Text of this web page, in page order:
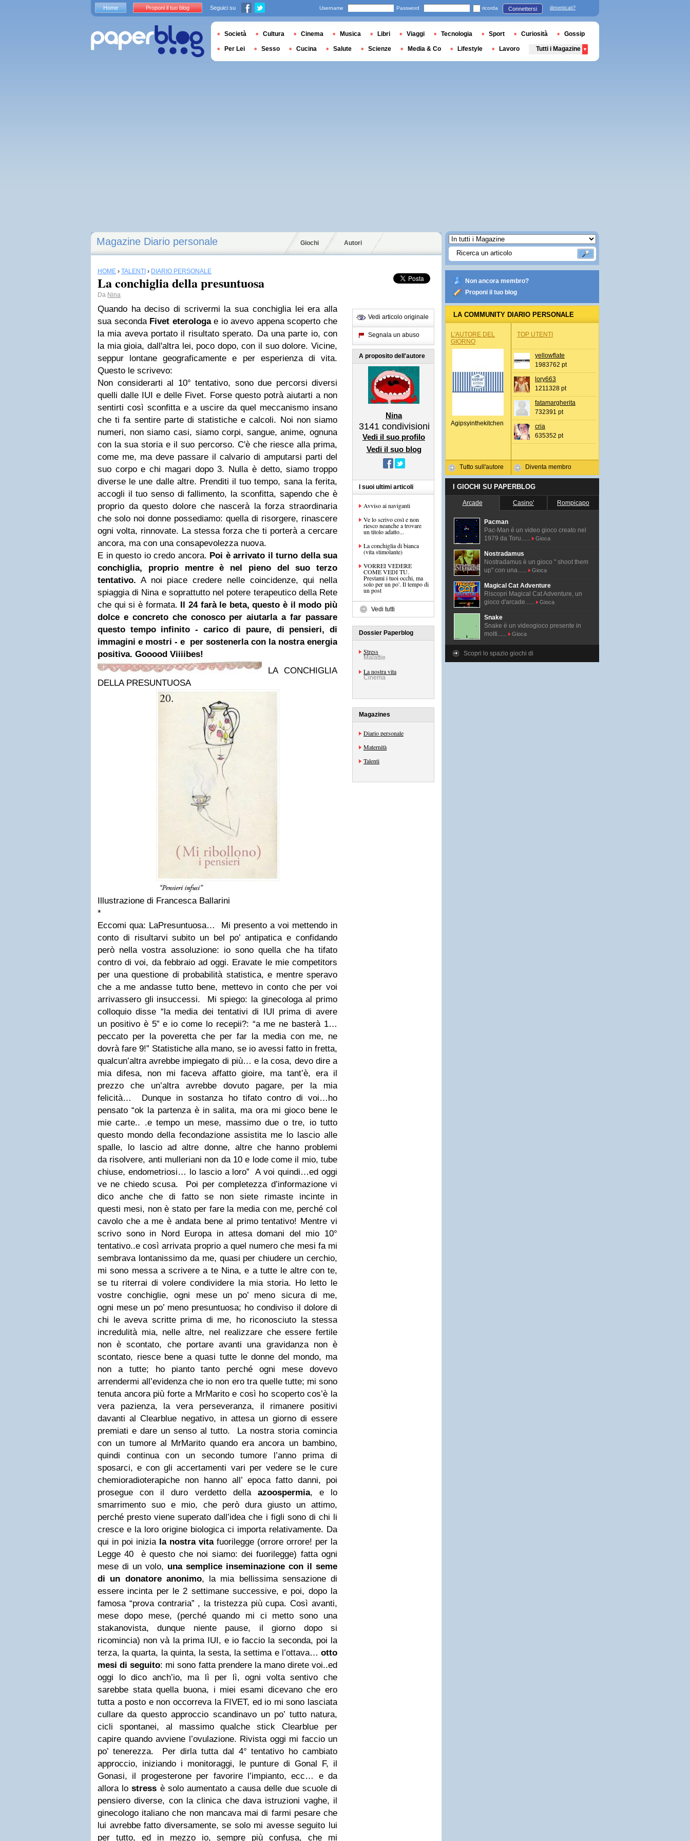
Magazine Diario personale Giochi Autori
HOME › TALENTI › DIARIO PERSONALE
La conchiglia della presuntuosa
Da Nina
Quando ha deciso di scrivermi la sua conchiglialei era alla
sua seconda Fivet eterologae io avevo appena scoperto che
la mia aveva portato il risultato sperato. Da una parte io, con
la mia gioia, dall'altra lei, poco dopo, con il suo dolore. Vicine,
seppur lontane geograficamente e per esperienza di vita.
Questo le scrivevo:
Non considerarti al 10° tentativo, sono due percorsi diversi
quelli dalle IUI e delle Fivet. Forse questo potrà aiutarti a non
sentirti così sconfitta e a uscire da quel meccanismo insano
che ti fa sentire parte di statistiche e calcoli. Noi non siamo
numeri, non siamo casi, siamo corpi, sangue, anime, ognuna
con la sua storia e il suo percorso. C'è che riesce alla prima,
come me, ma deve passare il calvario di amputarsi parti del
suo corpo e chi magari dopo 3. Nulla è detto, siamo troppo
diverse le une dalle altre. Prenditi il tuo tempo, sana la ferita,
accogli il tuo senso di fallimento, la sconfitta, sapendo che è
proprio da questo dolore che nascerà la forza straordinaria
che solo noi donne possediamo: quella di risorgere, rinascere
ogni volta, rinnovate. La stessa forza che ti porterà a cercare
ancora, ma con una consapevolezza nuova.
E in questo io credo ancora. Poi è arrivato il turno della sua
conchiglia, proprio mentre è nel pieno del suo terzo
tentativo. A noi piace credere nelle coincidenze, qui nella
spiaggia di Nina e soprattutto nel potere terapeutico della Rete
che qui si è formata. Il 24 farà le beta, questo è il modo più
dolce e concreto che conosco per aiutarla a far passare
questo tempo infinito - carico di paure, di pensieri, di
immagini e mostri - e per sostenerla con la nostra energia
positiva. Gooood Viiiibes!
LA CONCHIGLIA
DELLA PRESUNTUOSA
Illustrazione di Francesca Ballarini
*
Eccomi qua: LaPresuntuosa… Mi presento a voi mettendo in
conto di risultarvi subito un bel po’antipatica e confidando
però nella vostra assoluzione: io sono quella che ha tifato
contro di voi, da febbraio ad oggi. Eravate le mie competitors
per una questione di probabilità statistica, e mentre speravo
che a me andasse tutto bene, mettevo in conto che per voi
arrivassero gli insuccessi.
Mi spiego: la ginecologa al primo
colloquio disse “la media dei tentativi di IUI prima di avere
un positivo è 5” e io come lo recepii?: “a me ne basterà 1…
peccato per la poveretta che per far la media con me, ne
dovrà fare 9!” Statistiche alla mano, se io avessi fatto in fretta,
qualcun’altraavrebbe impiegato di più… e la cosa, devo dire a
mia difesa, non mi faceva affatto gioire, ma tant’è, era il
prezzo che un’altra avrebbe dovuto pagare, per la mia
felicità…
Dunque in sostanza ho tifato contro di voi…ho
pensato “ok la partenza è in salita, ma ora mi gioco bene le
mie carte.. .e tempo un mese, massimo due o tre, io tutto
questo mondo della fecondazione assistita me lo lascio alle
spalle, lo lascio ad altre donne, altre che hanno problemi
da risolvere, anti mulleriani non da 10 e lode come il mio, tube
chiuse, endometriosi… lo lascio a loro”
A voi quindi…ed oggi
ve ne chiedo scusa.
Poi per completezza d’informazione vi
dico anche che di fatto se non siete rimaste incinte in
questi mesi, non è stato per fare la media con me, perché col
cavolo che a me è andata bene al primotentativo! Mentre vi
scrivo sono in Nord Europa in attesa domani del mio 10°
tentativo..e cosìarrivata proprio a quel numero che mesi fa mi
sembrava lontanissimo da me, quasi per chiudere un cerchio,
mi sono messa a scrivere a te Nina, e a tutte le altre con te,
se tu riterrai di volere condividere la mia storia. Ho letto le
vostre conchiglie, ogni mese un po’ meno sicura di me,
ogni mese un po’ meno presuntuosa; ho condiviso il dolore di
chi le aveva scritte prima di me, ho riconosciuto la stessa
incredulità mia, nelle altre, nel realizzare che essere fertile
non è scontato, che portare avanti una gravidanza non è
scontato, riesce bene a quasi tutte le donne del mondo, ma
non a tutte; ho pianto tanto perché ogni mese dovevo
arrendermi all’evidenza che io non ero tra quelle tutte; mi sono
tenuta ancora più forte a MrMarito e così ho scoperto cos’è la
vera pazienza, la vera perseveranza, il rimanere positivi
davanti al Clearblue negativo, in attesa un giorno di essere
premiati e dare un senso al tutto.
La nostra storia comincia
con un tumore al MrMarito quando era ancora un bambino,
quindi continua con un secondo tumore l’anno prima di
sposarci, e con gli accertamenti vari per vedere se le cure
chemioradioterapiche non hanno all’ epoca fatto danni, poi
prosegue con il duro verdetto dellaazoospermia, e lo
smarrimento suo e mio, che però dura giusto un attimo,
perché presto viene superato dall’idea che i figli sono di chi li
cresce e la loro origine biologica ci importa relativamente. Da
qui in poi inizia la nostra vitafuorilegge (orrore orrore! per la
Legge 40 èquesto che noi siamo: dei fuorilegge) fatta ogni
mese di un volo, una semplice inseminazione con il seme
di un donatore anonimo, la mia bellissima sensazione di
essere incinta per le 2 settimane successive, e poi, dopo la
famosa “prova contraria” , la tristezza più cupa. Così avanti,
mese dopo mese, (perché quando mi ci metto sono una
stakanovista, dunque niente pause, il giorno dopo si
ricomincia) non và la prima IUI, e io faccio la seconda, poi la
terza, la quarta, la quinta, la sesta, la settima e l’ottava…otto
mesi di seguito: mi sono fatta prendere la mano direte voi..ed
oggi lodico anch’io, ma lì per lì, ogni volta sentivo che
sarebbe stata quella buona, i miei esami dicevanoche ero
tutta a posto e non occorreva la FIVET, ed io mi sono lasciata
cullare da questo approccio scandinavo un po’ tutto natura,
cicli spontanei, al massimo qualche stick Clearblue per
capire quando avviene l’ovulazione. Rivista oggi mi faccio un
po’ tenerezza.
Per dirla tutta dal 4° tentativo ho cambiato
approccio, iniziando i monitoraggi, le punture diGonal F, il
Gonasi, il progesterone per favorire l’impianto, ecc… e da
allora lostress è solo aumentato a causa delle due scuole di
pensiero diverse, con la clinica che dava istruzioni vaghe, il
ginecologo italiano che non mancava mai di farmi pesare che
lui avrebbe fatto diversamente,se solo mi avesse seguito lui
per tutto, ed in mezzo io, sempre più confusa, che mi
Vedi articolo originale
Segnala un abuso
A proposito dell'autore
Nina
3141 condivisioni
Vedi il suo profilo
Vedi il suo blog
I suoi ultimi articoli
Avviso ai naviganti
Ve lo scrivo così e non
riesco neanche a trovare
un titolo adatto...
La conchiglia di bianca
(vita stimolante)
VORREI VEDERE
COME VEDI TU.
Prestami i tuoi occhi, ma
solo per un po'. Il tempo di
un post
Vedi tutti
Dossier Paperblog
Stress
Malattie
La nostra vita
Cinema
Magazines
Diario personale
Maternità
Talenti
Non ancora membro?
Proponi il tuo blog
LA COMMUNITY DIARIO PERSONALE
L'AUTORE DEL
GIORNO
Agipsyinthekitchen
Tutto sull'autore
TOP UTENTI
yellowflate
1983762 pt
lory663
1211328 pt
fatamargherita
732391 pt
cria
635352 pt
Diventa membro
I GIOCHI SU PAPERBLOG
Arcade Casino' Rompicapo
Pacman
Pac-Man é un video gioco creato nel
1979 da Toru......
Gioca
Nostradamus
Nostradamus è un gioco " shoot them
up" con una......
Gioca
Magical Cat Adventure
Riscopri Magical Cat Adventure, un
gioco d'arcade......
Gioca
Snake
Snake è un videogioco presente in
molti......
Gioca
Scopri lo spazio giochi di
Home Proponi il tuo blog Seguici su Username Password ricorda Connettersi dimenticati?
Società Cultura Cinema Musica Libri Viaggi Tecnologia Sport Curiosità Gossip
Per Lei Sesso Cucina Salute Scienze Media & Co Lifestyle Lavoro Tutti i Magazine